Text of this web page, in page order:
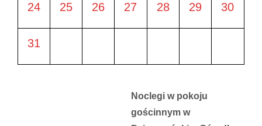
24 25 26 27 28 29 30
31
Noclegi w pokoju
gościnnym w